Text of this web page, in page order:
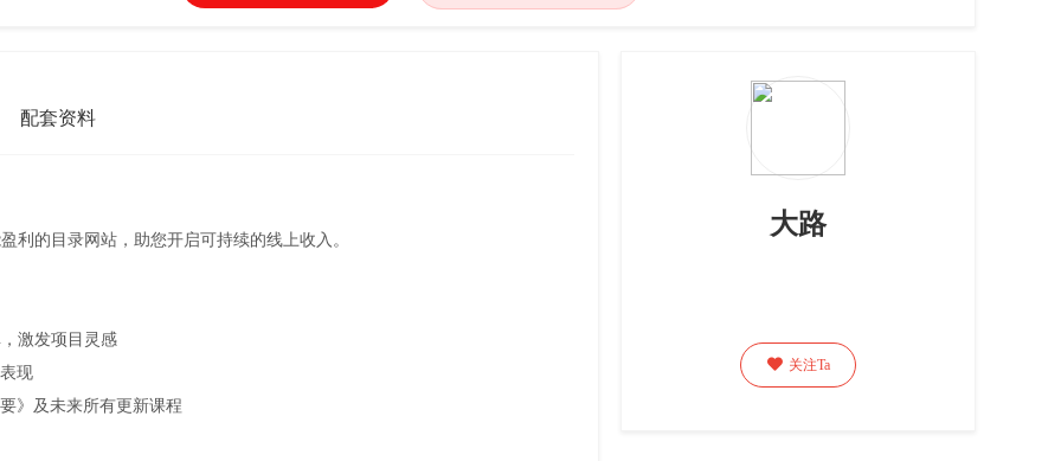
配套资料
利的目录网站，助您开启可持续的线上收入。
激发项目灵感
现
》及未来所有更新课程
大路
 关注Ta